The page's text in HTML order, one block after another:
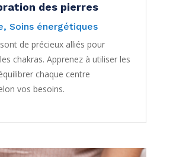
des pierres
, Soins énergétiques
de précieux alliés pour
chakras. Apprenez à utiliser les
chaque centre
vos besoins.